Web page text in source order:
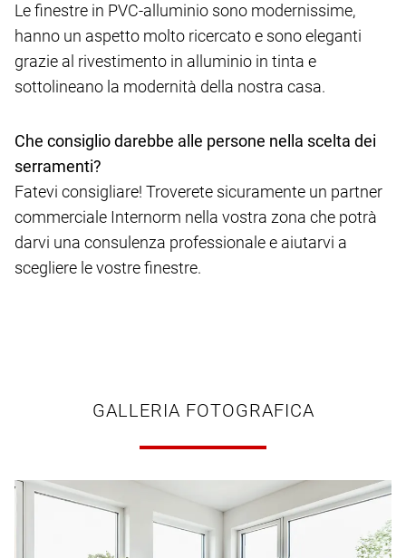
Le finestre in PVC-alluminio sono modernissime,
hanno un aspetto molto ricercato e sono eleganti
grazie al rivestimento in alluminio in tinta e
sottolineano la modernità della nostra casa.
Che consiglio darebbe alle persone nella scelta dei
serramenti?
Fatevi consigliare! Troverete sicuramente un partner
commerciale Internorm nella vostra zona che potrà
darvi una consulenza professionale e aiutarvi a
scegliere le vostre finestre.
GALLERIA FOTOGRAFICA